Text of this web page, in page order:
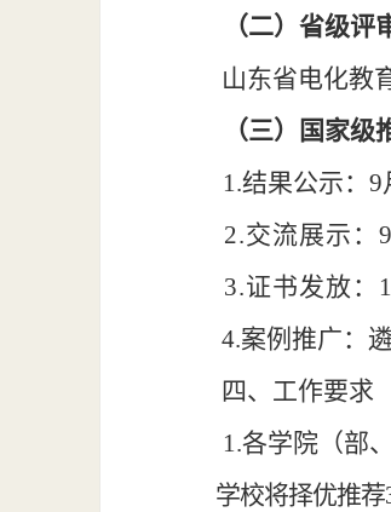
（二）省级评
山东省电化教
（三）国家级
1.结果公示：
2.交流展示：
3.证书发放：
4.案例推广：
四、工作要求
1.各学院（部
学校将择优推荐